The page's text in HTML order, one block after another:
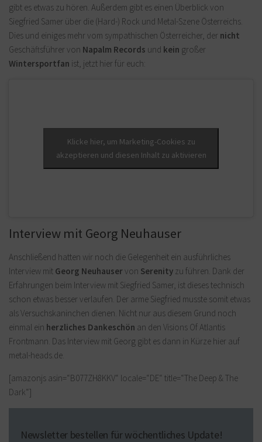
gibt es etwas zu hören. Außerdem gibt es einen Überblick von
Siegfried Samer über die (Hard-) Rock und Metal-Szene Österreichs.
Dies und einiges mehr vom sympathischen Österreicher, der nicht
Geschäftsführer von Napalm Records und kein großer
Wintersportfan ist, jetzt hier für euch:
Klicke hier, um Marketing-Cookies zu
akzeptieren und diesen Inhalt zu aktivieren
Interview mit Georg Neuhauser
Anschließend hatten wir noch die Gelegenheit ein ausführliches
Interview mit Georg Neuhauser von Serenity zu führen. Dank der
Erfahrungen beim Interview mit Siegfried Samer, ist dieses technisch
schon etwas besser verlaufen. Der arme Siegfried musste somit etwas
als Versuchskaninchen dienen. Nicht nur aus diesem Grund noch
einmal ein herzliches Dankeschön an den Visions Of Atlantis
Frontmann. Das Interview mit Georg gibt es dann in Kürze hier auf
metal-heads.de.
[amazonjs asin=“B077ZH8KKV“ locale=“DE“ title=“The Deep & The
Dark“]
Newsletter bestellen für wöchentliches Update!